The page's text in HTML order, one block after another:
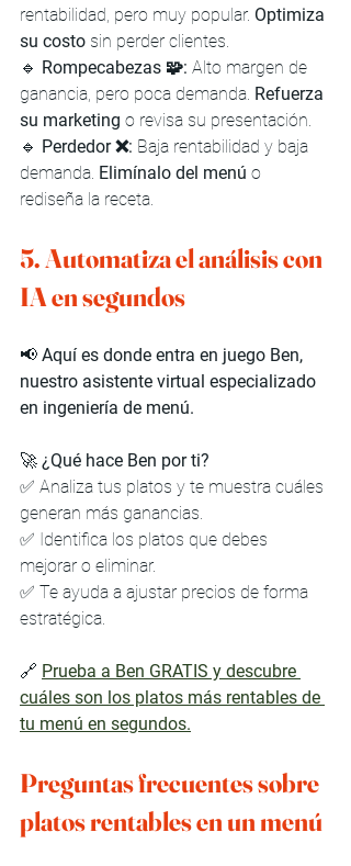
rentabilidad, pero muy popular. Optimiza
su costo sin perder clientes.
🔹 Rompecabezas 🧩: Alto margen de
ganancia, pero poca demanda. Refuerza
su marketing o revisa su presentación.
🔹 Perdedor ❌: Baja rentabilidad y baja
demanda. Elimínalo del menú o
rediseña la receta.
5. Automatiza el análisis con
IA en segundos
📢 Aquí es donde entra en juego Ben,
nuestro asistente virtual especializado
en ingeniería de menú.
🚀 ¿Qué hace Ben por ti?
✅ Analiza tus platos y te muestra cuáles
generan más ganancias.
✅ Identifica los platos que debes
mejorar o eliminar.
✅ Te ayuda a ajustar precios de forma
estratégica.
🔗 Prueba a Ben GRATIS y descubre
cuáles son los platos más rentables de
tu menú en segundos.
Preguntas frecuentes sobre
platos rentables en un menú